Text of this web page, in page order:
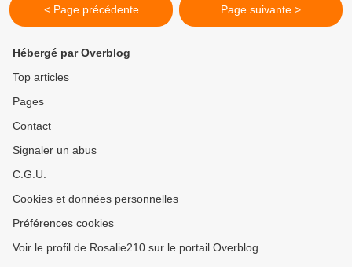
< Page précédente Page suivante >
Hébergé par Overblog
Top articles
Pages
Contact
Signaler un abus
C.G.U.
Cookies et données personnelles
Préférences cookies
Voir le profil de Rosalie210 sur le portail Overblog